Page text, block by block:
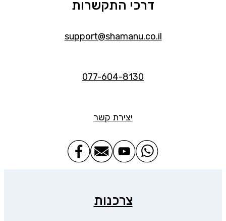
דרכי התקשרות
support@shamanu.co.il
077-604-8130
יצירת קשר
צרכנות